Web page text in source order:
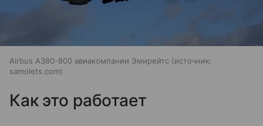
Airbus A380-800 авиакомпании Эмирейтс
источник:
samolets.com
Как это работает